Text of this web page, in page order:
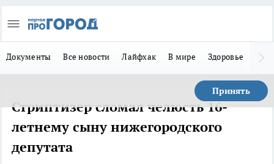
Документы Все новости Лайфхак В мире Здоровье
Принять
Стриптизер сломал челюсть 16-
летнему сыну нижегородского
депутата